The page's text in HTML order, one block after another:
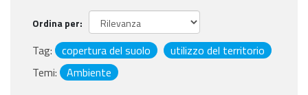
Ordina per
Tag: copertura del suolo
utilizzo del territorio
Temi:
Ambiente